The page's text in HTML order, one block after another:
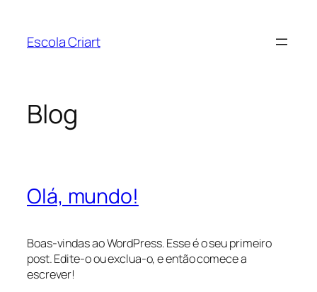
Escola Criart
Blog
Olá, mundo!
Boas-vindas ao WordPress. Esse é o seu primeiro
post. Edite-o ou exclua-o, e então comece a
escrever!